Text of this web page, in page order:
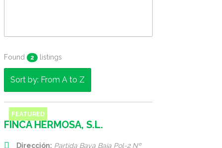
Found 2 listings
Sort by: From A to Z
FEATURED
FINCA HERMOSA, S.L.
Dirección: Partida Baya Baja Pol-2 Nº